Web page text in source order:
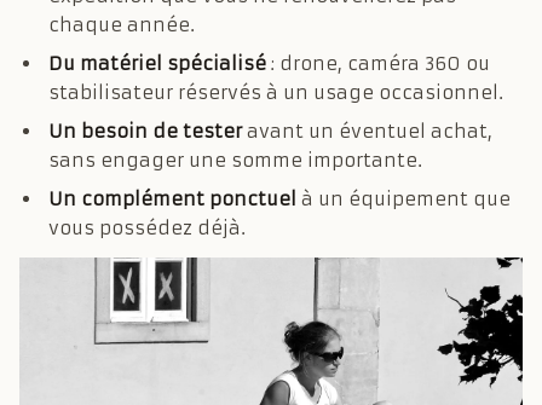
chaque année.
Du matériel spécialisé : drone, caméra 360 ou
stabilisateur réservés à un usage occasionnel.
Un besoin de testeravant un éventuel achat,
sans engager une somme importante.
Un complément ponctuel à un équipement que
vous possédez déjà.